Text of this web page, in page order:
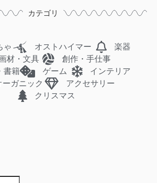
カテゴリ
ゃ オストハイマー
楽器
材・文具
創作・手仕事
書籍
ゲーム
インテリア
ーガニック
アクセサリー
クリスマス